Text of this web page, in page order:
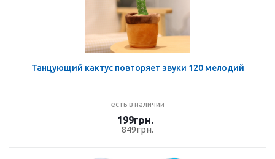
Танцующий кактус повторяет звуки 120 мелодий
есть в наличии
199грн.
849грн.